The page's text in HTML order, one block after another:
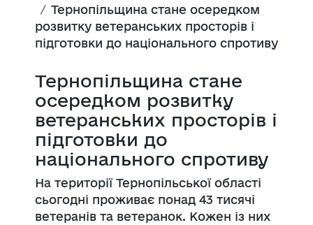
Тернопільщина стане осередком
розвитку ветеранських просторів і
підготовки до національного спротиву
Тернопільщина стане
осередком розвитку
ветеранських просторів і
підготовки до
національного спротиву
На території Тернопільської області
сьогодні проживає понад 43 тисячі
ветеранів та ветеранок. Кожен із них